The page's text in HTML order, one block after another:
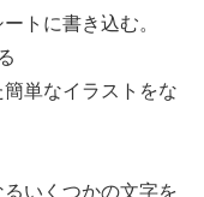
トに書き込む。
単なイラストをな
いくつかの文字を